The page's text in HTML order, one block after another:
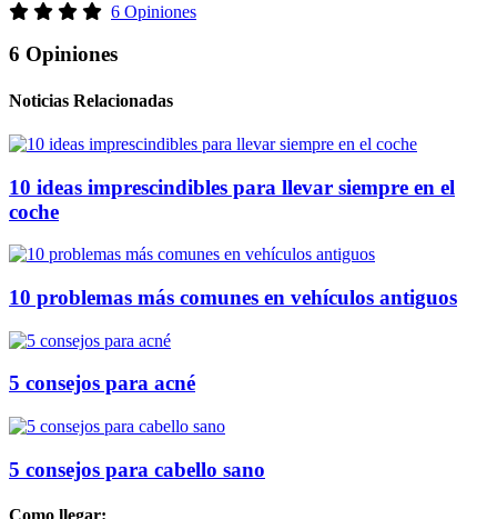
6 Opiniones
6 Opiniones
Noticias Relacionadas
10 ideas imprescindibles para llevar siempre en el
coche
10 problemas más comunes en vehículos antiguos
5 consejos para acné
5 consejos para cabello sano